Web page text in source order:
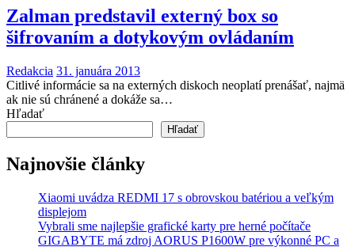
Zalman predstavil externý box so
šifrovaním a dotykovým ovládaním
Redakcia 31. januára 2013
Citlivé informácie sa na externých diskoch neoplatí prenášať, najmä
ak nie sú chránené a dokáže sa…
Hľadať
Hľadať
Najnovšie články
Xiaomi uvádza REDMI 17 s obrovskou batériou a veľkým
displejom
Vybrali sme najlepšie grafické karty pre herné počítače
GIGABYTE má zdroj AORUS P1600W pre výkonné PC a